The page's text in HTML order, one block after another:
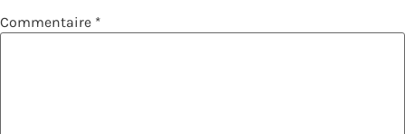
Commentaire *